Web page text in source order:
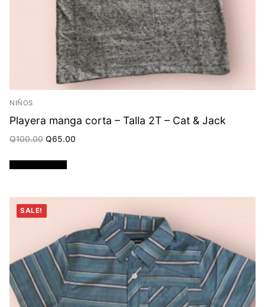
NIÑOS
Playera manga corta – Talla 2T – Cat & Jack
Q100.00 Original
Q100.00.
Q65.00
SALE!